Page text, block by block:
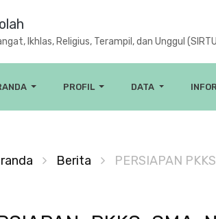
Ikhlas, Religius, Terampil, dan Unggul
PROFIL DATA
Berita PERSIAPAN